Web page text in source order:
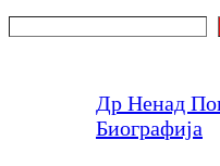
Др Ненад
Биографија